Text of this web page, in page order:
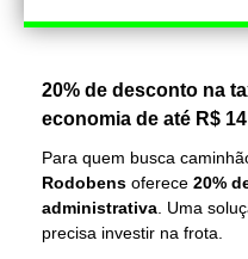
20% de desconto na
economia de até R$ 14
Para quem busca
Rodobens oferece 20%
administrativa . Uma
precisa investir na frota.